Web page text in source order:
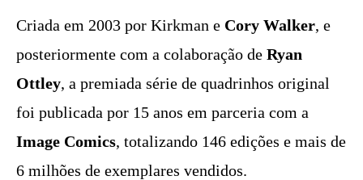
Criada em 2003 por Kirkman e Cory Walker, e
posteriormente com a colaboração de Ryan
Ottley, a premiada série de quadrinhos original
foi publicada por 15 anos em parceria com a
Image Comics, totalizando 146 edições e mais de
6 milhões de exemplares vendidos.